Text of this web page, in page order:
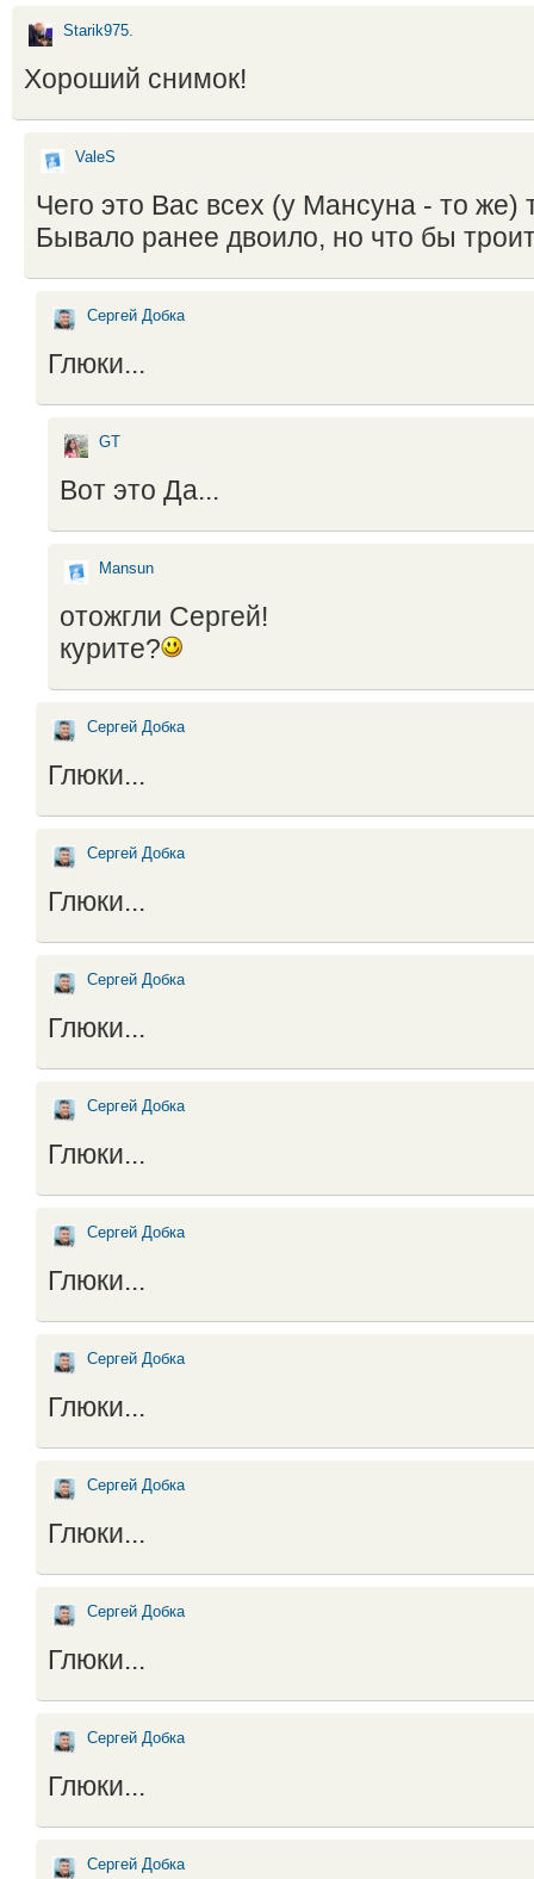
Starik975.
Хороший снимок!
ValeS
Чего это Вас всех (у Мансуна - то же)
Бывало ранее двоило, но что бы
Сергей Добка
Глюки...
GT
Вот это Да...
Mansun
отожгли Сергей!
курите?
Сергей Добка
Глюки...
Сергей Добка
Глюки...
Сергей Добка
Глюки...
Сергей Добка
Глюки...
Сергей Добка
Глюки...
Сергей Добка
Глюки...
Сергей Добка
Глюки...
Сергей Добка
Глюки...
Сергей Добка
Глюки...
Сергей Добка